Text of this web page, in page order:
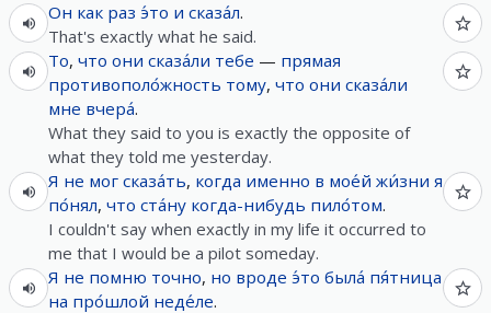
Он как раз э́то и сказа́л.
That's exactly what he said.
То, что они сказа́ли тебе — прямая
противополо́жность тому, что они сказа́ли
мне вчера́.
What they said to you is exactly the opposite of
what they told me yesterday.
Я не мог сказа́ть, когда именно в мое́й жи́зни я
по́нял, что ста́ну когда-нибудь пило́том.
I couldn't say when exactly in my life it occurred to
me that I would be a pilot someday.
Я не помню точно, но вроде э́то была́ пя́тница
на про́шлой неде́ле.